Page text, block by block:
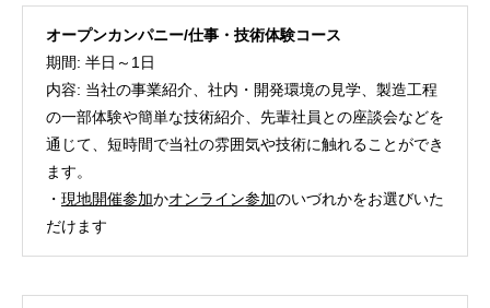
オープンカンパニー/仕事・技術体験コース
期間: 半日～1日
内容: 当社の事業紹介、社内・開発環境の見学、製造工程
の一部体験や簡単な技術紹介、先輩社員との座談会などを
通じて、短時間で当社の雰囲気や技術に触れることができ
ます。
・ 現地開催参加かオンライン参加のいづれかをお選びいた
だけます